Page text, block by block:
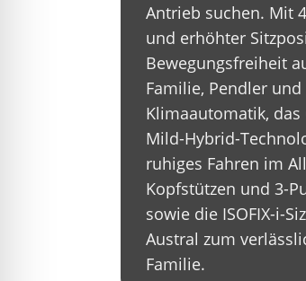
Antrieb suchen. Mit
und erhöhter
Bewegungsfreiheit
Familie, Pendler
Klimaautomatik,
Mild-Hybrid-
ruhiges Fahren im
Kopfstützen und 3-
sowie die ISOFIX-i-
Austral zum
Familie.